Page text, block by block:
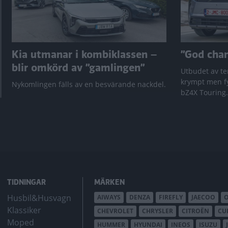
Kia utmanar i kombiklassen –
blir omkörd av ”gamlingen”
Nykomlingen fälls av en besvärande nackdel.
”God
Utbudet av
krympt men
bZ4X
TIDNINGAR
Husbil&Husvagn
Klassiker
Moped
MÄRKEN
AIWAYS DENZA FIREFLY JAECOO
CHEVROLET
CHRYSLER CITROËN
HUMMER
HYUNDAI INEOS ISUZU